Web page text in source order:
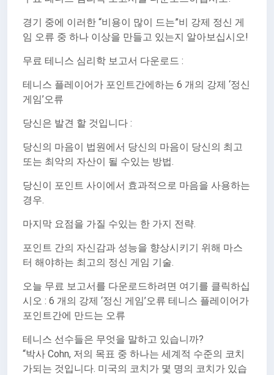
경기 중에 이러한 “비용이 많이 드는”비 강제 정신 게
임 오류 중 하나 이상을 만들고 있는지 알아보십시오!
무료 테니스 심리학 보고서 다운로드 :
테니스 플레이어가 포인트간에하는 6 개의 강제 ‘정신
게임’오류
당신은 발견 할 것입니다 :
당신의 마음이 법원에서 당신의 마음이 당신의 최고
또는 최악의 자산이 될 수있는 방법.
당신이 포인트 사이에서 효과적으로 마음을 사용하는
경우.
마지막 요점을 가질 수있는 한 가지 전략.
포인트 간의 자신감과 성능을 향상시키기 위해 마스
터 해야하는 최고의 정신 게임 기술.
오늘 무료 보고서를 다운로드하려면 여기를 클릭하십
시오 : 6 개의 강제 ‘정신 게임’오류 테니스 플레이어가
포인트간에 만드는 오류
테니스 선수들은 무엇을 말하고 있습니까?
“박사 Cohn, 저의 목표 중 하나는 세계적 수준의 코치
가되는 것입니다. 미국의 코치가 몇 명의 코치가 있습